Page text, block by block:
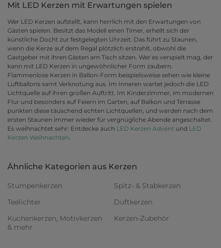
Mit LED Kerzen mit Erwartungen spielen
Wer LED Kerzen aufstellt, kann herrlich mit den Erwartungen von
Gästen spielen. Besitzt das Modell einen Timer, erhellt sich der
künstliche Docht zur festgelegten Uhrzeit. Das führt zu Staunen,
wenn die Kerze auf dem Regal plötzlich erstrahlt, obwohl die
Gastgeber mit ihren Gästen am Tisch sitzen. Wer es verspielt mag, der
kann mit LED Kerzen in ungewöhnlicher Form zaubern.
Flammenlose Kerzen in Ballon-Form beispielsweise sehen wie kleine
Luftballons samt Verknotung aus. Im Inneren wartet jedoch die LED
Lichtquelle auf ihren großen Auftritt. Im Kinderzimmer, im modernen
Flur und besonders auf Feiern im Garten, auf Balkon und Terrasse
punkten diese täuschend echten Lichtquellen, und werden nach dem
ersten Staunen immer wieder für vergnügliche Abende angeschaltet.
Es weihnachtet sehr: Entdecke auch LED Kerzen Advent und LED
Kerzen Weihnachten.
Ähnliche Kategorien aus Kerzen
Stumpenkerzen
Spitz- & Stabkerzen
Teelichter
Duftkerzen
Kuchenkerzen, Motivkerzen
& mehr
Kerzen-Zubehör